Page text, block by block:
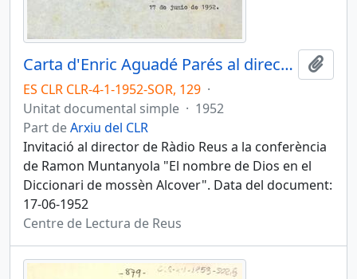
Carta d'Enric Aguadé Parés al director de Ràdio Reus
ES CLR CLR-4-1-1952-SOR, 129 ·
Unitat documental simple · 1952
Part deArxiu del CLR
Invitació al director de Ràdio Reus a la conferència
de Ramon Muntanyola "El nombre de Dios en el
Diccionari de mossèn Alcover". Data del document:
17-06-1952
Centre de Lectura de Reus